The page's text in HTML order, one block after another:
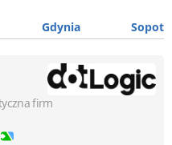
Gdynia Sopot
firm